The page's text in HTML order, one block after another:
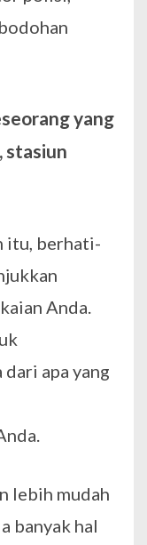
yang
stasiun
itu, berhati-
Anda.
apa yang
lebih mudah
banyak hal